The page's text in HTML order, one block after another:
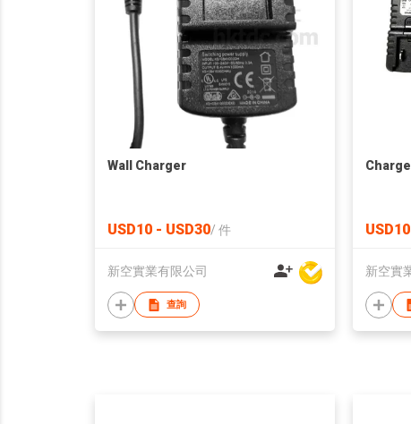
Wall Charger
USD10 - USD30/ 件
新空實業有限公司
查詢
新空實